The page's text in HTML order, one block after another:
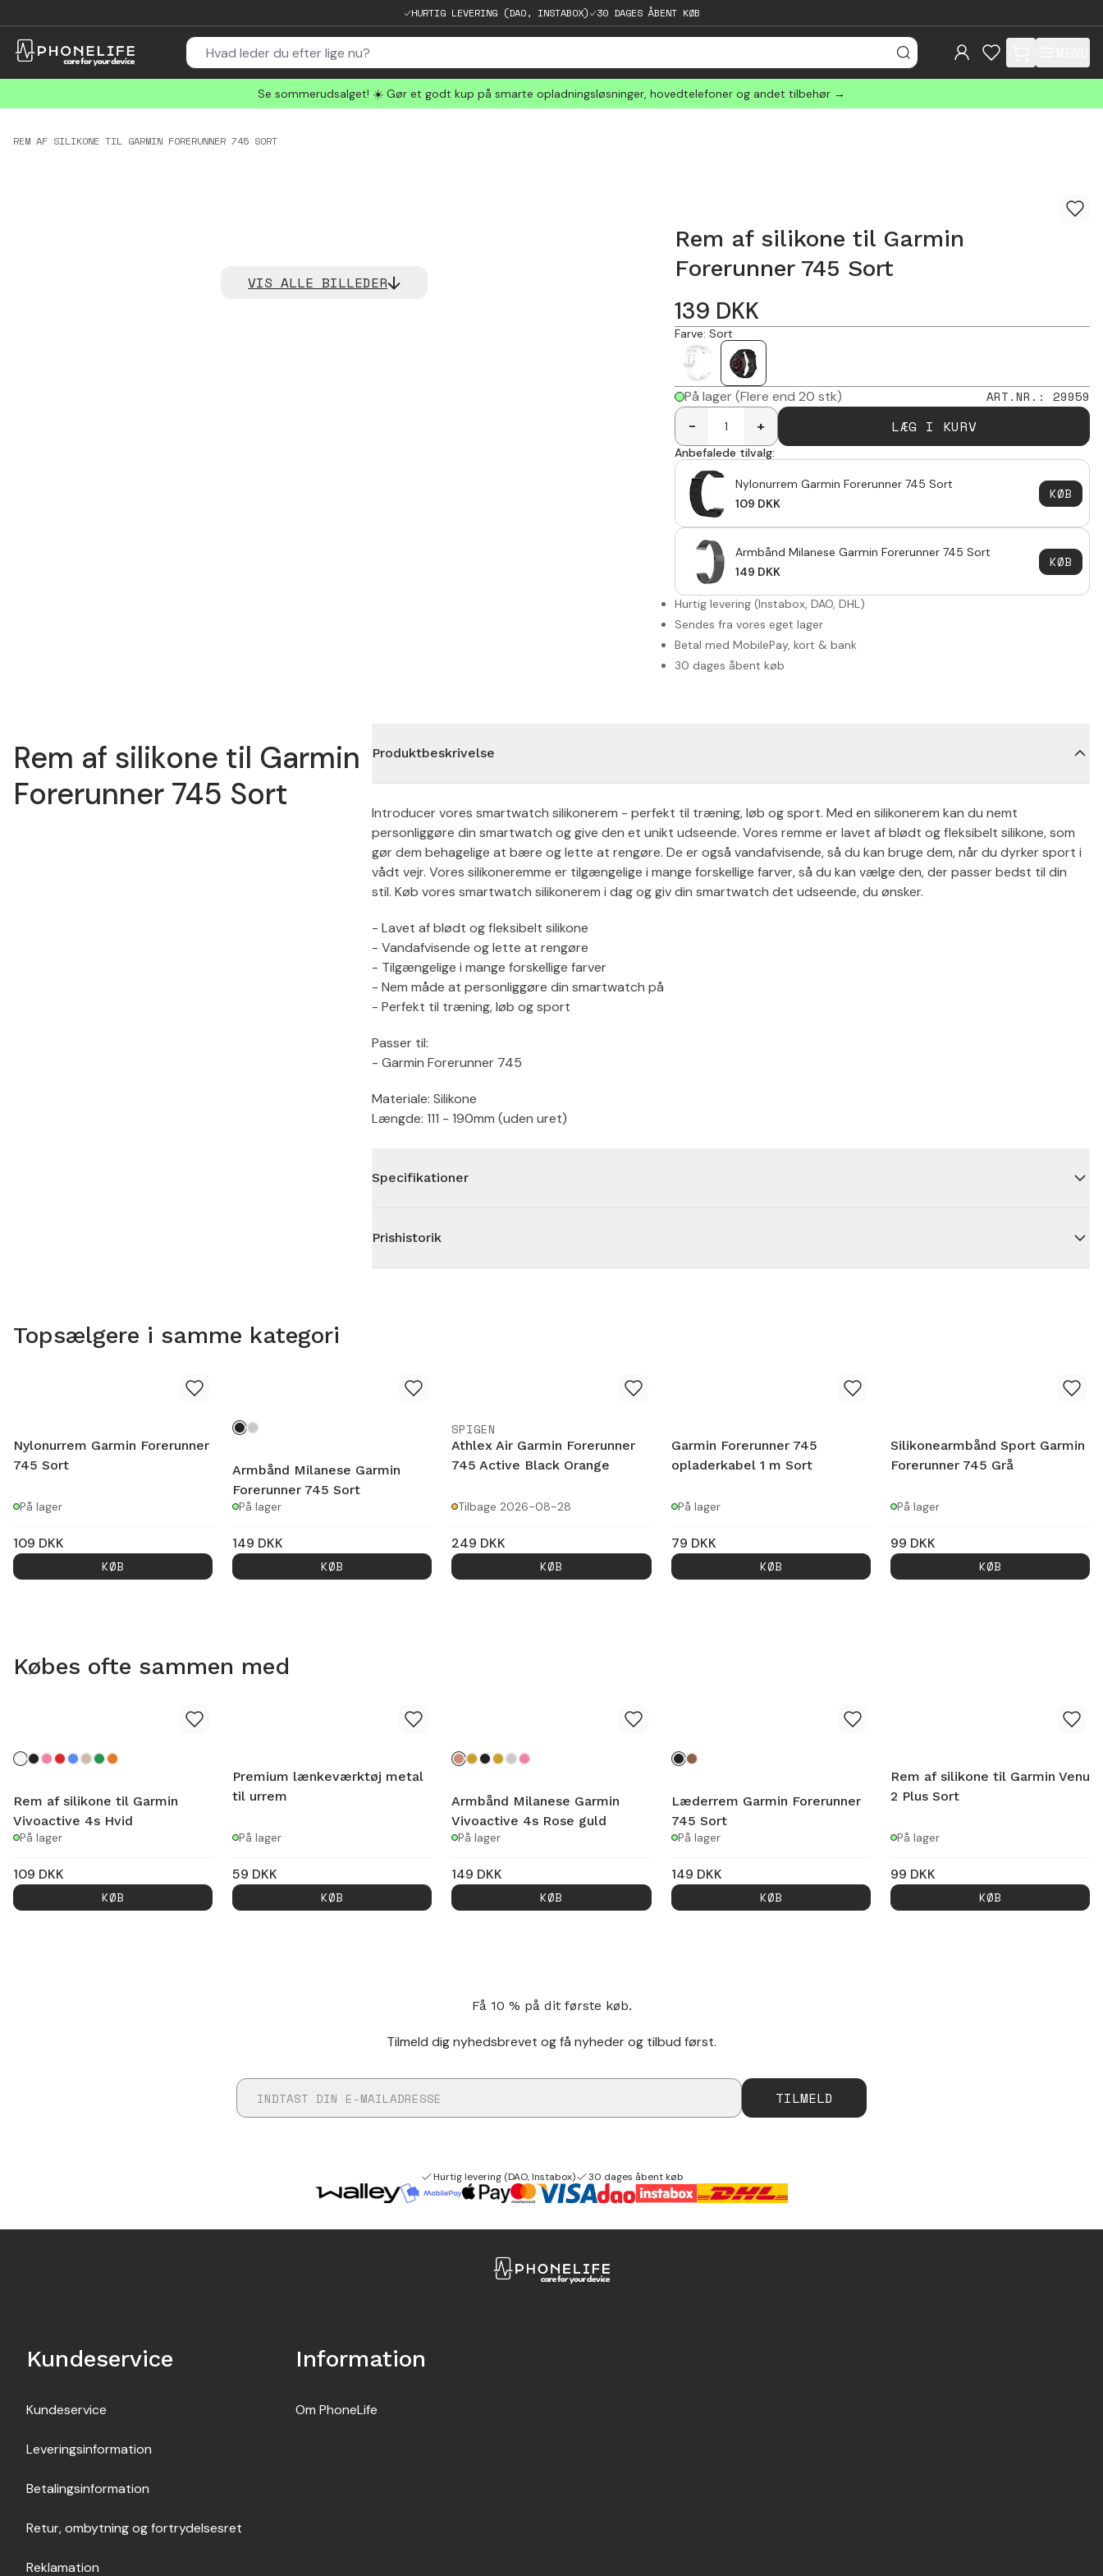
HURTIG LEVERING (DAO, INSTABOX) 30 DAGES ÅBENT KØB
items in cart, view
Se sommerudsalget! ☀️ Gør et godt kup på smarte opladningsløsninger, hovedtelefoner og andet tilbehør →
REM AF SILIKONE TIL GARMIN FORERUNNER 745 SORT
VIS ALLE BILLEDER
Rem af silikone til Garmin
Forerunner 745 Sort
139 DKK
Farve:Sort
På lager (Flere end 20 stk) ART.NR. : 29959
-
+ LÆG I KURV
Anbefalede tilvalg:
Nylonurrem Garmin Forerunner 745 Sort
109 DKK
KØB
Armbånd Milanese Garmin Forerunner 745 Sort
149 DKK
KØB
Hurtig levering (Instabox, DAO, DHL)
Sendes fra vores eget lager
Betal med MobilePay, kort & bank
30 dages åbent køb
Rem af silikone til Garmin
Forerunner 745 Sort
Produktbeskrivelse
Introducer vores smartwatch silikonerem - perfekt til træning, løb og sport. Med en silikonerem kan du nemt
personliggøre din smartwatch og give den et unikt udseende. Vores remme er lavet af blødt og fleksibelt silikone, som
gør dem behagelige at bære og lette at rengøre. De er også vandafvisende, så du kan bruge dem, når du dyrker sport i
vådt vejr. Vores silikoneremme er tilgængelige i mange forskellige farver, så du kan vælge den, der passer bedst til din
stil. Køb vores smartwatch silikonerem i dag og giv din smartwatch det udseende, du ønsker.
- Lavet af blødt og fleksibelt silikone
- Vandafvisende og lette at rengøre
- Tilgængelige i mange forskellige farver
- Nem måde at personliggøre din smartwatch på
- Perfekt til træning, løb og sport
Passer til:
- Garmin Forerunner 745
Materiale: Silikone
Længde: 111 - 190mm (uden uret)
Specifikationer
Prishistorik
Topsælgere i samme kategori
Nylonurrem Garmin Forerunner
745 Sort
På lager
109 DKK
KØB
Armbånd Milanese Garmin
Forerunner 745 Sort
På lager
149 DKK
KØB
SPIGEN
Athlex Air Garmin Forerunner
745 Active Black Orange
Tilbage 2026-08-28
249 DKK
KØB
Garmin Forerunner 745
opladerkabel 1 m Sort
På lager
79 DKK
KØB
Silikonearmbånd Sport Garmin
Forerunner 745 Grå
På lager
99 DKK
KØB
Købes ofte sammen med
Rem af silikone til Garmin
Vivoactive 4s Hvid
På lager
109 DKK
KØB
Premium lænkeværktøj metal
til urrem
På lager
59 DKK
KØB
Armbånd Milanese Garmin
Vivoactive 4s Rose guld
På lager
149 DKK
KØB
Læderrem Garmin Forerunner
745 Sort
På lager
149 DKK
KØB
Rem af silikone til Garmin Venu
2 Plus Sort
På lager
99 DKK
KØB
Få 10 % på dit første køb.
Tilmeld dig nyhedsbrevet og få nyheder og tilbud først.
TILMELD
Hurtig levering (DAO, Instabox) 30 dages åbent køb
Kundeservice
Kundeservice
Leveringsinformation
Betalingsinformation
Retur, ombytning og fortrydelsesret
Reklamation
Information
Om PhoneLife